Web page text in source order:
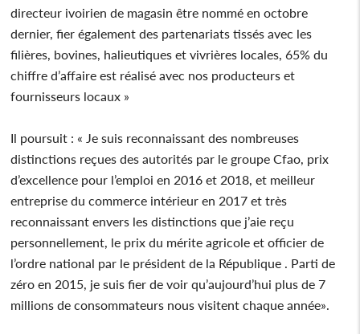
directeur ivoirien de magasin être nommé en octobre
dernier, fier également des partenariats tissés avec les
filières, bovines, halieutiques et vivrières locales, 65% du
chiffre d’affaire est réalisé avec nos producteurs et
fournisseurs locaux »
Il poursuit : « Je suis reconnaissant des nombreuses
distinctions reçues des autorités par le groupe Cfao, prix
d’excellence pour l’emploi en 2016 et 2018, et meilleur
entreprise du commerce intérieur en 2017 et très
reconnaissant envers les distinctions que j’aie reçu
personnellement, le prix du mérite agricole et officier de
l’ordre national par le président de la République . Parti de
zéro en 2015, je suis fier de voir qu’aujourd’hui plus de 7
millions de consommateurs nous visitent chaque année».